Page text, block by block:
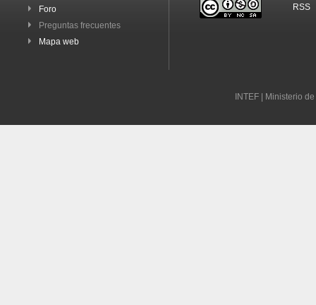
Foro
Preguntas frecuentes
Mapa web
RSS
INTEF | Ministerio